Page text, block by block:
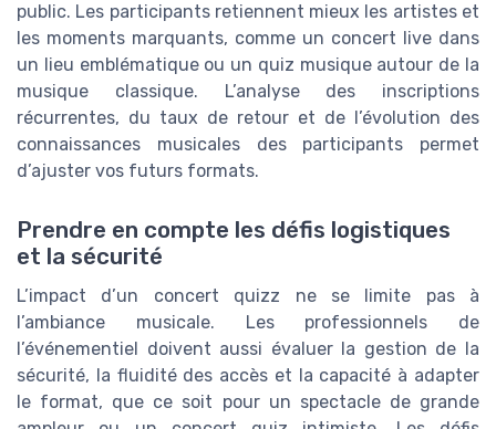
public. Les participants retiennent mieux les artistes et
les moments marquants, comme un concert live dans
un lieu emblématique ou un quiz musique autour de la
musique classique. L’analyse des inscriptions
récurrentes, du taux de retour et de l’évolution des
connaissances musicales des participants permet
d’ajuster vos futurs formats.
Prendre en compte les défis logistiques
et la sécurité
L’impact d’un concert quizz ne se limite pas à
l’ambiance musicale. Les professionnels de
l’événementiel doivent aussi évaluer la gestion de la
sécurité, la fluidité des accès et la capacité à adapter
le format, que ce soit pour un spectacle de grande